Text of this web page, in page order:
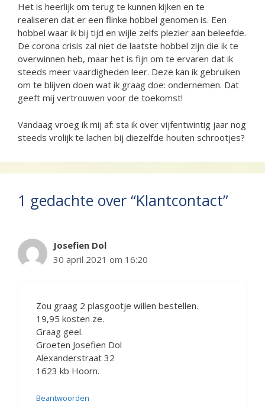
Het is heerlijk om terug te kunnen kijken en te
realiseren dat er een flinke hobbel genomen is. Een
hobbel waar ik bij tijd en wijle zelfs plezier aan beleefde.
De corona crisis zal niet de laatste hobbel zijn die ik te
overwinnen heb, maar het is fijn om te ervaren dat ik
steeds meer vaardigheden leer. Deze kan ik gebruiken
om te blijven doen wat ik graag doe: ondernemen. Dat
geeft mij vertrouwen voor de toekomst!
Vandaag vroeg ik mij af: sta ik over vijfentwintig jaar nog
steeds vrolijk te lachen bij diezelfde houten schrootjes?
1 gedachte over “Klantcontact”
Josefien Dol
30 april 2021 om 16:20
Zou graag 2 plasgootje willen bestellen.
19,95 kosten ze.
Graag geel.
Groeten Josefien Dol
Alexanderstraat 32
1623 kb Hoorn.
Beantwoorden